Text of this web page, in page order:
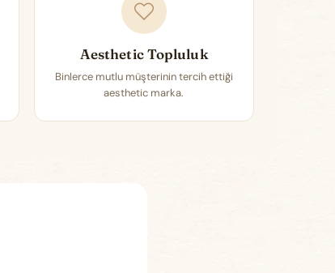
Aesthetic Topluluk
Binlerce mutlu müşterinin tercih ettiği
aesthetic marka.